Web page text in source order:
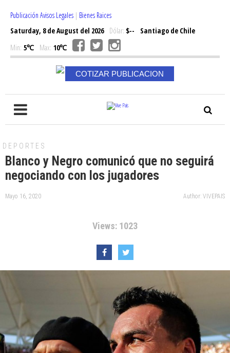
Publicación Avisos Legales | Bienes Raices
Saturday, 8 de August del 2026Dólar: $--
Santiago de Chile
Min: 5℃ Max: 10℃
COTIZAR PUBLICACION
DEPORTES
Blanco y Negro comunicó que no seguirá
negociando con los jugadores
Mayo 16, 2020 Author: VIVEPAIS
Views: 1023